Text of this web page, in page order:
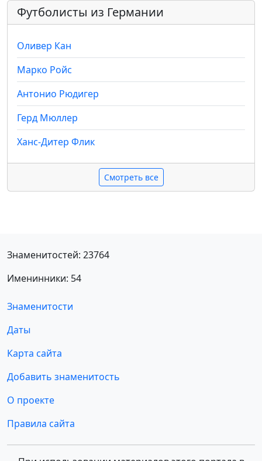
Футболисты из Германии
Оливер Кан
Марко Ройс
Антонио Рюдигер
Герд Мюллер
Ханс-Дитер Флик
Смотреть все
Знаменитостей: 23764
Именинники: 54
Знаменитости
Даты
Карта сайта
Добавить знаменитость
О проекте
Правила сайта